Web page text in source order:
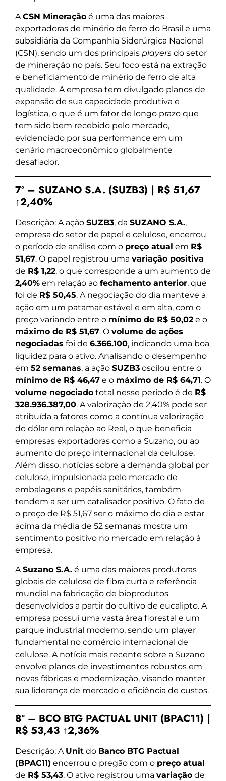
ACSN Mineração é uma das maiores
exportadoras de minério de ferro do Brasil e uma
subsidiária da Companhia Siderúrgica Nacional
(CSN), sendo um dos principais players do setor
de mineração no país. Seu foco está na extração
e beneficiamento de minério de ferro de alta
qualidade. A empresa tem divulgado planos de
expansão de sua capacidade produtiva e
logística, o que é um fator de longo prazo que
tem sido bem recebido pelo mercado,
evidenciado por sua performance em um
cenário macroeconômico globalmente
desafiador.
7º – SUZANO S.A. (SUZB3) | R$ 51,67
↑2,40%
Descrição: A ação SUZB3, da SUZANO S.A.,
empresa do setor de papel e celulose, encerrou
o período de análise com o preço atual em R$
51,67. O papel registrou uma variação positiva
de R$ 1,22, o que corresponde a um aumento de
2,40% em relação ao fechamento anterior, que
foi de R$ 50,45. A negociação do dia manteve a
ação em um patamar estável e em alta, com o
preço variando entre o mínimo de R$ 50,02 e o
máximo de R$ 51,67. O volume de ações
negociadas foi de 6.366.100, indicando uma boa
liquidez para o ativo. Analisando o desempenho
em 52 semanas, a ação SUZB3 oscilou entre o
mínimo de R$ 46,47 e o máximo de R$ 64,71. O
volume negociado total nesse período é de R$
328.936.387,00. A valorização de 2,40% pode ser
atribuída a fatores como a contínua valorização
do dólar em relação ao Real, o que beneficia
empresas exportadoras como a Suzano, ou ao
aumento do preço internacional da celulose.
Além disso, notícias sobre a demanda global por
celulose, impulsionada pelo mercado de
embalagens e papéis sanitários, também
tendem a ser um catalisador positivo. O fato de
o preço de R$ 51,67 ser o máximo do dia e estar
acima da média de 52 semanas mostra um
sentimento positivo no mercado em relação à
empresa.
ASuzano S.A. é uma das maiores produtoras
globais de celulose de fibra curta e referência
mundial na fabricação de bioprodutos
desenvolvidos a partir do cultivo de eucalipto. A
empresa possui uma vasta área florestal e um
parque industrial moderno, sendo um player
fundamental no comércio internacional de
celulose. A notícia mais recente sobre a Suzano
envolve planos de investimentos robustos em
novas fábricas e modernização, visando manter
sua liderança de mercado e eficiência de custos.
8º – BCO BTG PACTUAL UNIT (BPAC11) |
R$ 53,43 ↑2,36%
Descrição: A Unit do Banco BTG Pactual
(BPAC11) encerrou o pregão com o preço atual
de R$ 53,43. O ativo registrou uma variação de